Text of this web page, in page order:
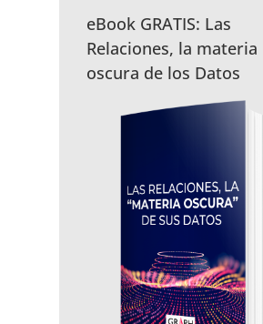
eBook GRATIS: Las
Relaciones, la materia
oscura de los Datos